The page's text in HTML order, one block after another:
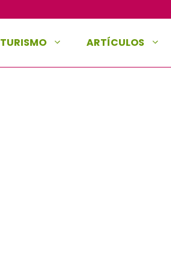
TURISMO ARTÍCULOS